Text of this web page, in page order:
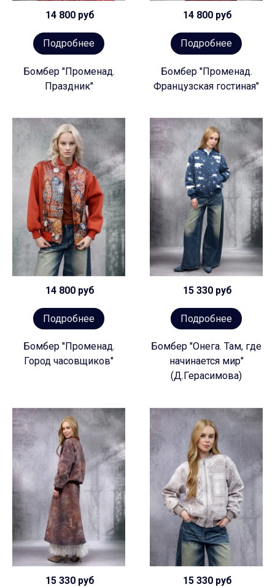
14 800 руб
Подробнее
Бомбер "Променад.
Праздник"
14 800 руб
Подробнее
Бомбер "Променад.
Французская гостиная"
14 800 руб
Подробнее
Бомбер "Променад.
Город часовщиков"
15 330 руб
Подробнее
Бомбер "Онега. Там, где
начинается мир"
(Д.Герасимова)
15 330 руб 15 330 руб